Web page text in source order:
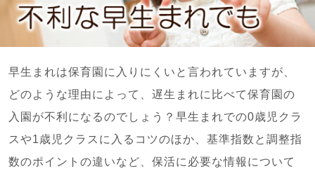
早生まれは保育園に入りにくいと言われていますが、
どのような理由によって、遅生まれに比べて保育園の
入園が不利になるのでしょう？早生まれでの0歳児クラ
スや1歳児クラスに入るコツのほか、基準指数と調整指
数のポイントの違いなど、保活に必要な情報について